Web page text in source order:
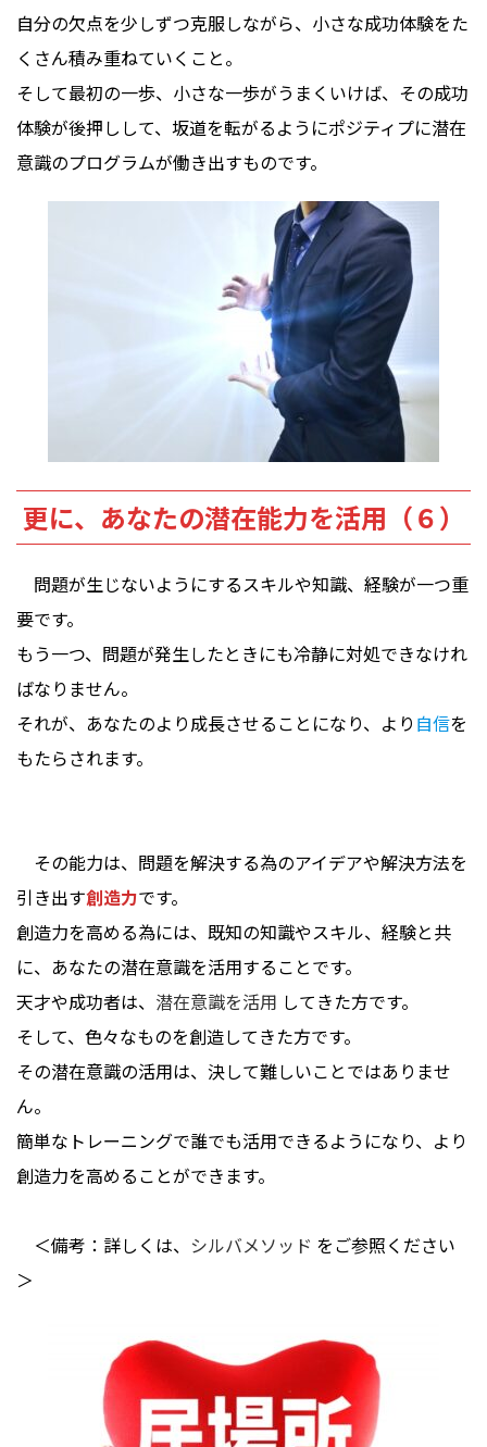
自分の欠点を少しずつ克服しながら、小さな成功体験をた
くさん積み重ねていくこと。
そして最初の一歩、小さな一歩がうまくいけば、その成功
体験が後押しして、坂道を転がるようにポジティプに潜在
意識のプログラムが働き出すものです。
更に、あなたの潜在能力を活用（６）
問題が生じないようにするスキルや知識、経験が一つ重
要です。
もう一つ、問題が発生したときにも冷静に対処できなけれ
ばなりません。
それが、あなたのより成長させることになり、より 自信を
もたらされます。
その能力は、問題を解決する為のアイデアや解決方法を
引き出す創造力です。
創造力を高める為には、既知の知識やスキル、経験と共
に、あなたの潜在意識を活用することです。
天才や成功者は、 潜在意識を活用 してきた方です。
そして、色々なものを創造してきた方です。
その潜在意識の活用は、決して難しいことではありませ
ん。
簡単なトレーニングで誰でも活用できるようになり、より
創造力を高めることができます。
＜備考：詳しくは、 シルバメソッド をご参照ください
＞